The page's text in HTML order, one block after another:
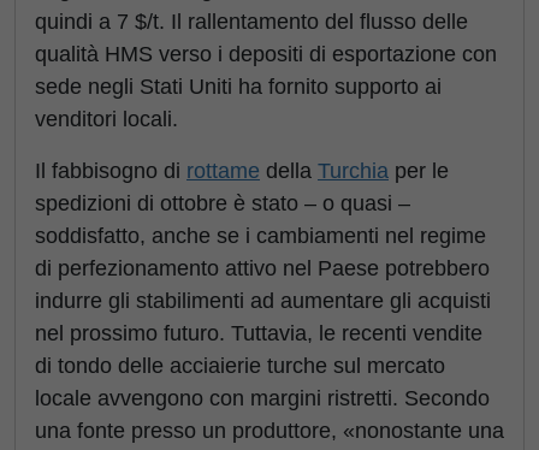
quindi a 7 $/t. Il rallentamento del flusso delle
qualità HMS verso i depositi di esportazione con
sede negli Stati Uniti ha fornito supporto ai
venditori locali.
Il fabbisogno di rottame della Turchia per le
spedizioni di ottobre è stato – o quasi –
soddisfatto, anche se i cambiamenti nel regime
di perfezionamento attivo nel Paese potrebbero
indurre gli stabilimenti ad aumentare gli acquisti
nel prossimo futuro. Tuttavia, le recenti vendite
di tondo delle acciaierie turche sul mercato
locale avvengono con margini ristretti. Secondo
una fonte presso un produttore, «nonostante una